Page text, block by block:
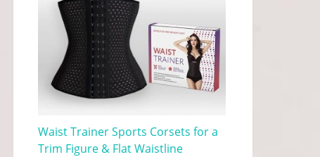
Waist Trainer Sports Corsets for a
Trim Figure & Flat Waistline